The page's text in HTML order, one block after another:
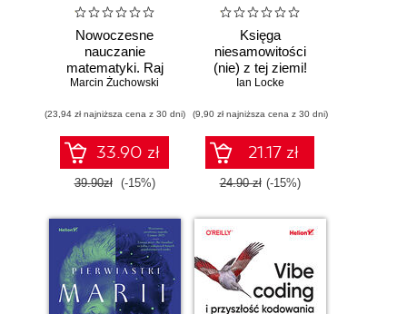
Nowoczesne
nauczanie
matematyki. Raj
Cantora bez
Marcin Żuchowski
(23,94 zł najniższa cena z 30 dni)
33.90 zł
39.90zł (-15%)
Księga
niesamowitości
(nie) z tej ziemi!
Księga faktów
niezwykłych
Ian Locke
(9,90 zł najniższa cena z 30 dni)
21.17 zł
24.90 zł (-15%)